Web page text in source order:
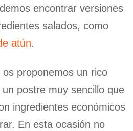
encontrar versiones
salados, como
atún.
proponemos un rico
postre muy sencillo que
ingredientes económicos
En esta ocasión no